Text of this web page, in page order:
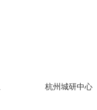
杭州城研中心